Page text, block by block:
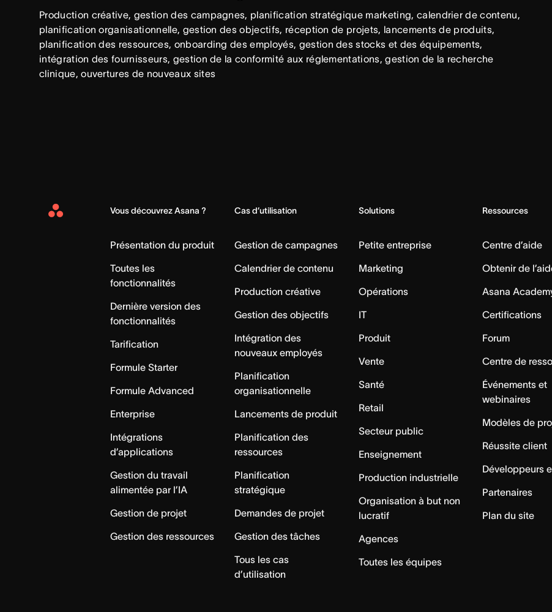
Production créative, gestion des campagnes, planification stratégique marketing, calendrier de contenu,
planification organisationnelle, gestion des objectifs, réception de projets, lancements de produits,
planification des ressources, onboarding des employés, gestion des stocks et des équipements,
intégration des fournisseurs, gestion de la conformité aux réglementations, gestion de la recherche
clinique, ouvertures de nouveaux sites
Asana
Vous découvrez Asana ?
Présentation du produit
Toutes les
fonctionnalités
Dernière version des
fonctionnalités
Tarification
Formule Starter
Formule Advanced
Enterprise
Intégrations
d’applications
Gestion du travail
alimentée par l’IA
Gestion de projet
Gestion des ressources
Cas d’utilisation
Gestion de campagnes
Calendrier de contenu
Production créative
Gestion des objectifs
Intégration des
nouveaux employés
Planification
organisationnelle
Lancements de produit
Planification des
ressources
Planification
stratégique
Demandes de projet
Gestion des tâches
Tous les cas
d’utilisation
Solutions
Petite entreprise
Marketing
Opérations
IT
Produit
Vente
Santé
Retail
Secteur public
Enseignement
Production industrielle
Organisation à but non
lucratif
Agences
Toutes les équipes
Ressources
Centre d’aide
Obtenir de
Asana
Certifications
Forum
Centre de
Événements et
webinaires
Modèles de
Réussite client
Développeurs
Partenaires
Plan du site